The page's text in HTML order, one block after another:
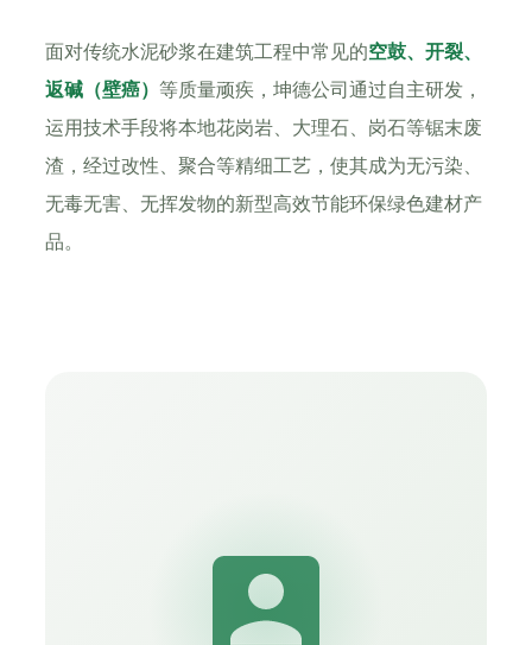
面对传统水泥砂浆在建筑工程中常见的空鼓、开裂、
返碱（壁癌） 等质量顽疾，坤德公司通过自主研发，
运用技术手段将本地花岗岩、大理石、岗石等锯末废
渣，经过改性、聚合等精细工艺，使其成为无污染、
无毒无害、无挥发物的新型高效节能环保绿色建材产
品。